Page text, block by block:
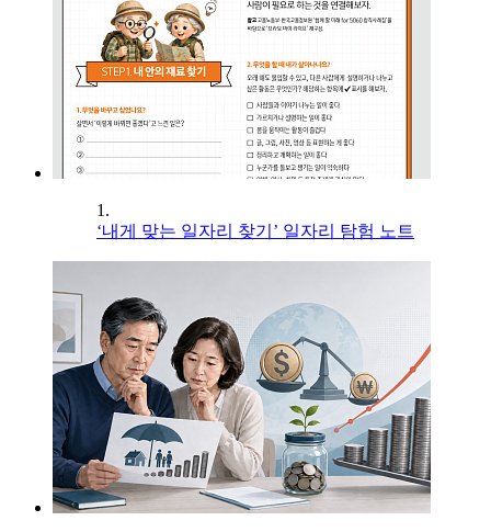
1.
‘내게 맞는 일자리 찾기’ 일자리 탐험 노트